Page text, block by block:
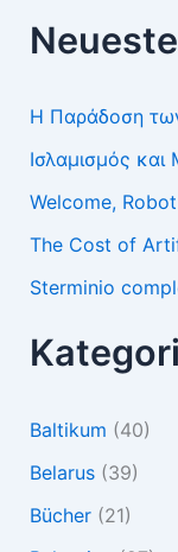
Η Παράδοση
Ισλαμισμός
Welcome,
The Cost of
Sterminio
Baltikum (40)
Belarus(39)
Bücher(21)